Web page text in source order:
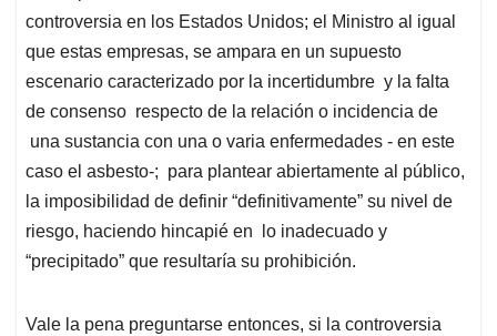
controversia en los Estados Unidos; el Ministro al igual
que estas empresas, se ampara en un supuesto
escenario caracterizado por la incertidumbre y la falta
de consenso respecto de la relación o incidencia de
una sustancia con una o varia enfermedades - en este
caso el asbesto-; para plantear abiertamente al público,
la imposibilidad de definir “definitivamente” su nivel de
riesgo, haciendo hincapié en lo inadecuado y
“precipitado” que resultaría su prohibición.
Vale la pena preguntarse entonces, si la controversia